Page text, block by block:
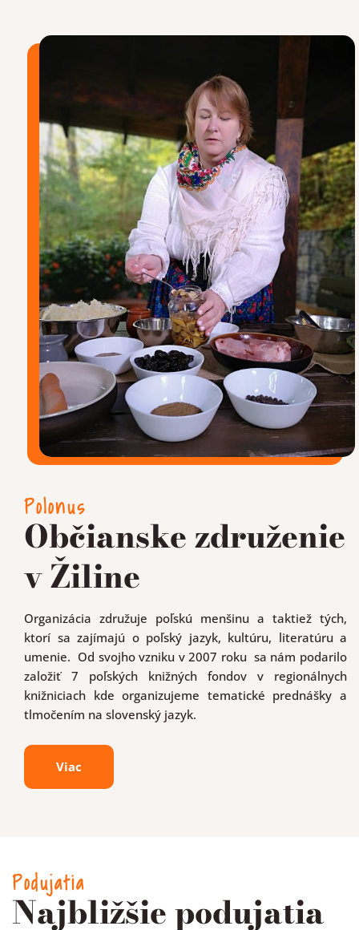
Polonus
Občianske združenie
v Žiline
Organizácia združuje poľskú menšinu a taktiež tých,
ktorí sa zajímajú o poľský jazyk, kultúru, literatúru a
umenie. Od svojho vzniku v 2007 roku sa nám podarilo
založiť 7 poľských knižných fondov v regionálnych
knižniciach kde organizujeme tematické prednášky a
tlmočením na slovenský jazyk.
Viac
Podujatia
Najbližšie podujatia